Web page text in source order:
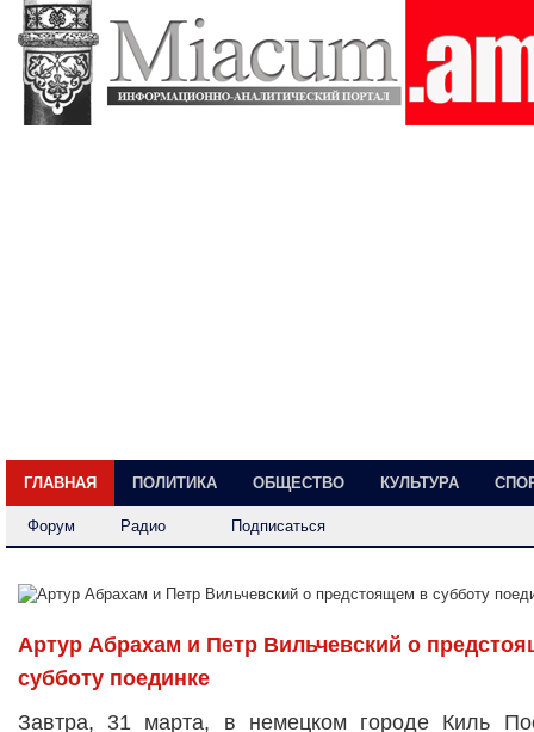
ГЛАВНАЯ ПОЛИТИКА ОБЩЕСТВО КУЛЬТУРА
Форум Радио Подписаться
Артур Абрахам и Петр Вильчевский о
субботу поединке
Завтра, 31 марта, в немецком городе Киль